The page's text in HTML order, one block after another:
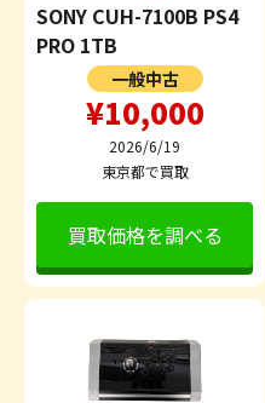
SONY CUH-7100B PS4
PRO 1TB
一般中古
¥10,000
2026/6/19
東京都で買取
買取価格を調べる